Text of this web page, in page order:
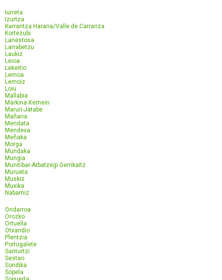
Iurreta
Izurtza
Karrantza Harana/Valle de Carranza
Kortezubi
Lanestosa
Larrabetzu
Laukiz
Leioa
Lekeitio
Lemoa
Lemoiz
Loiu
Mallabia
Markina-Xemein
Maruri-Jatabe
Mañaria
Mendata
Mendexa
Meñaka
Morga
Mundaka
Mungia
Munitibar-Arbatzegi Gerrikaitz
Murueta
Muskiz
Muxika
Nabarniz
Ondarroa
Orozko
Ortuella
Otxandio
Plentzia
Portugalete
Santurtzi
Sestao
Sondika
Sopela